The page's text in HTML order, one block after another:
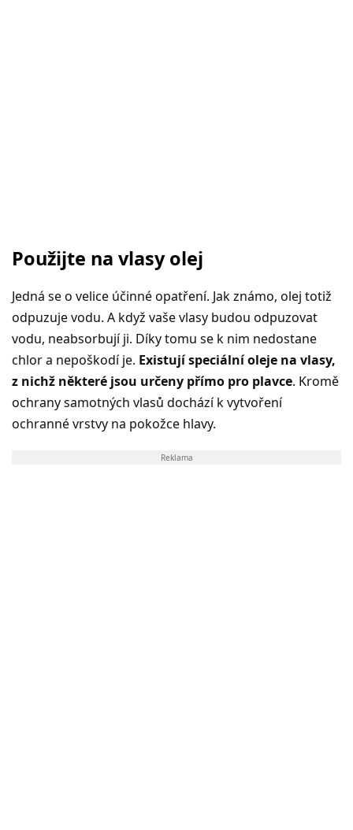
Použijte na vlasy olej
Jedná se o velice účinné opatření. Jak známo, olej totiž
odpuzuje vodu. A když vaše vlasy budou odpuzovat
vodu, neabsorbují ji. Díky tomu se k nim nedostane
chlor a nepoškodí je. Existují speciální oleje na vlasy,
z nichž některé jsou určeny přímo pro plavce. Kromě
ochrany samotných vlasů dochází k vytvoření
ochranné vrstvy na pokožce hlavy.
Reklama